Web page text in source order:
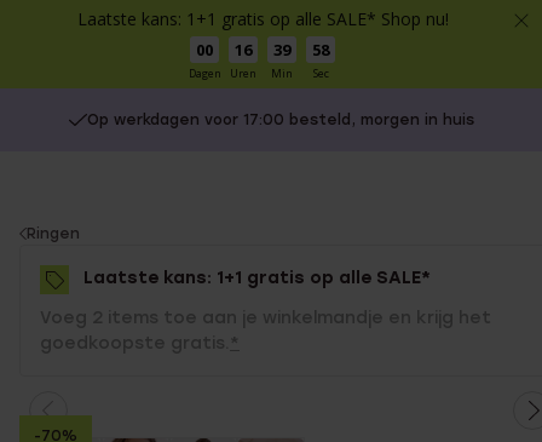
Laatste kans: 1+1 gratis op alle SALE* Shop nu!
00
Dagen
16
Uren
39
Min
57
Sec
Op werkdagen voor 17:00 besteld, morgen in huis
You
are
here:
Ringen
Laatste kans: 1+1 gratis op alle SALE*
Voeg 2 items toe aan je winkelmandje en krijg het
goedkoopste gratis. *
-70%